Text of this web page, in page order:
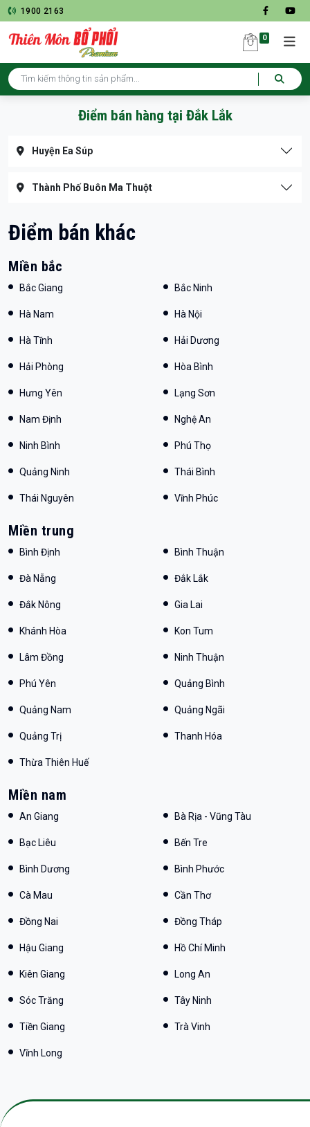
1900 2163
0
Điểm bán hàng tại Đắk Lắk
Huyện Ea Súp
Thành Phố Buôn Ma Thuột
Điểm bán khác
Miền bắc
Bắc Giang Bắc Ninh
Hà Nam Hà Nội
Hà Tĩnh Hải Dương
Hải Phòng Hòa Bình
Hưng Yên Lạng Sơn
Nam Định Nghệ An
Ninh Bình Phú Thọ
Quảng Ninh Thái Bình
Thái Nguyên Vĩnh Phúc
Miền trung
Bình Định Bình Thuận
Đà Nẵng Đắk Lắk
Đắk Nông Gia Lai
Khánh Hòa Kon Tum
Lâm Đồng Ninh Thuận
Phú Yên Quảng Bình
Quảng Nam Quảng Ngãi
Quảng Trị Thanh Hóa
Thừa Thiên Huế
Miền nam
An Giang Bà Rịa - Vũng Tàu
Bạc Liêu Bến Tre
Bình Dương Bình Phước
Cà Mau Cần Thơ
Đồng Nai Đồng Tháp
Hậu Giang Hồ Chí Minh
Kiên Giang Long An
Sóc Trăng Tây Ninh
Tiền Giang Trà Vinh
Vĩnh Long